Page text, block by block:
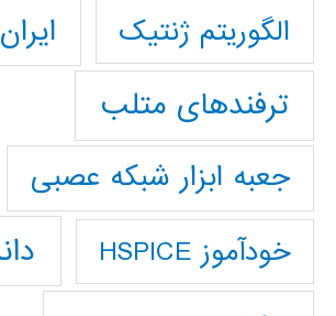
الگوریتم ژنتیک
ترفندهای متلب
جعبه ابزار شبکه عصبی
خودآموز HSPICE